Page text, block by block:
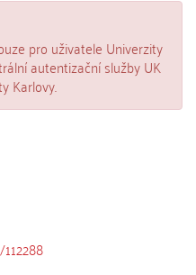
pro uživatele Univerzity
autentizační služby UK
Karlovy.